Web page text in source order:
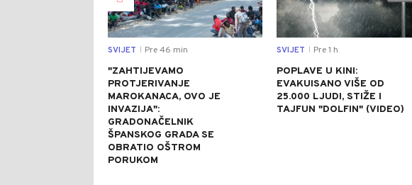
SVIJET Pre 46 min
"ZAHTIJEVAMO
PROTJERIVANJE
MAROKANACA, OVO JE
INVAZIJA":
GRADONAČELNIK
ŠPANSKOG GRADA SE
OBRATIO OŠTROM
PORUKOM
SVIJET Pre 1 h
POPLAVE U KINI:
EVAKUISANO VIŠE OD
25.000 LJUDI, STIŽE I
TAJFUN "DOLFIN" (VIDEO)